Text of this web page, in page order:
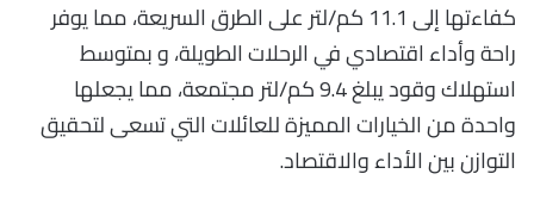
كفاءتها إلى 11.1 كم/لتر على الطرق السريعة، مما يوفر
راحة وأداء اقتصادي في الرحلات الطويلة، و بمتوسط
استهلاك وقود يبلغ 9.4 كم/لتر مجتمعة، مما يجعلها
واحدة من الخيارات المميزة للعائلات التي تسعى لتحقيق
التوازن بين الأداء والاقتصاد.